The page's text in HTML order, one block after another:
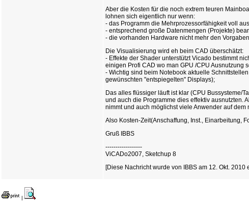
Aber die Kosten für die noch extrem teuren
lohnen sich eigentlich nur wenn:
- das Programm die Mehrprozessorfähigkeit voll
- entsprechend große Datenmengen (Projekte)
- die vorhanden Hardware nicht mehr den
Die Visualisierung wird eh beim CAD überschätzt:
- Effekte der Shader unterstützt Vicado bestimmt
einigen Profi CAD wo man GPU /CPU Ausnutzung
- Wichtig sind beim Notebook aktuelle
gewünschten "entspiegelten" Displays);
Das alles flüssiger läuft ist klar (CPU Bussysteme/
und auch die Programme dies effektiv ausnutzten.
nimmt und auch möglichst viele Anwender auf
Also Kosten-Zeit(Anschaffung, Inst., Einarbeitung,
Gruß IBBS
------------------
ViCADo2007, Sketchup 8
[Diese Nachricht wurde von IBBS am 12. Okt. 2010
|